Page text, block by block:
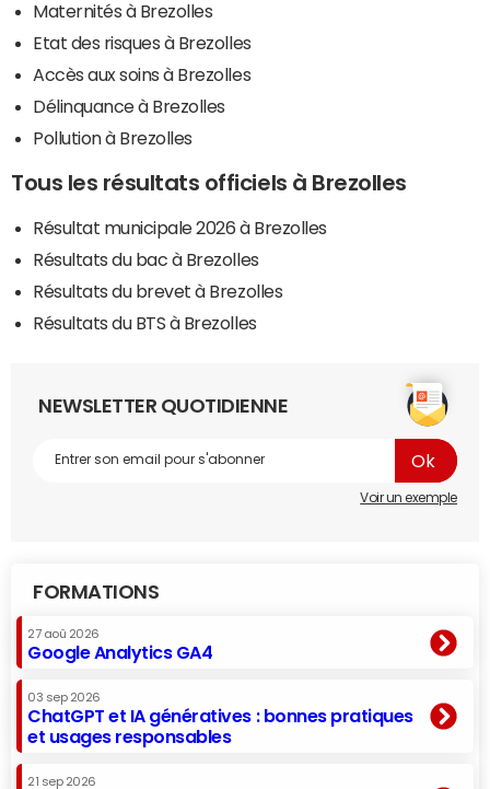
Maternités à Brezolles
Etat des risques à Brezolles
Accès aux soins à Brezolles
Délinquance à Brezolles
Pollution à Brezolles
Tous les résultats officiels à Brezolles
Résultat municipale 2026 à Brezolles
Résultats du bac à Brezolles
Résultats du brevet à Brezolles
Résultats du BTS à Brezolles
NEWSLETTER QUOTIDIENNE
Voir un exemple
FORMATIONS
27 aoû 2026
Google Analytics GA4
03 sep 2026
ChatGPT et IA génératives : bonnes pratiques
et usages responsables
21 sep 2026